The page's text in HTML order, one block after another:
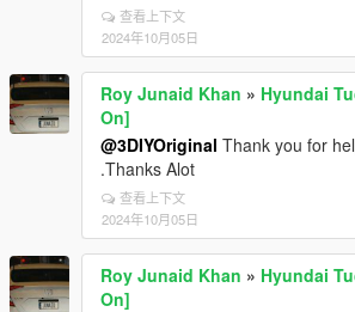
查看上下文
2024年10月05日
Roy Junaid Khan » Hyundai
On]
@3DIYOriginal Thank you for
.Thanks Alot
查看上下文
2024年10月05日
Roy Junaid Khan » Hyundai
On]